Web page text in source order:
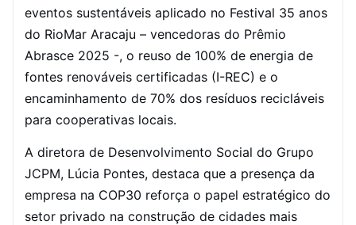
eventos sustentáveis aplicado no Festival 35 anos
do RioMar Aracaju – vencedoras do Prêmio
Abrasce 2025 -, o reuso de 100% de energia de
fontes renováveis certificadas (I-REC) e o
encaminhamento de 70% dos resíduos recicláveis
para cooperativas locais.
A diretora de Desenvolvimento Social do Grupo
JCPM, Lúcia Pontes, destaca que a presença da
empresa na COP30 reforça o papel estratégico do
setor privado na construção de cidades mais